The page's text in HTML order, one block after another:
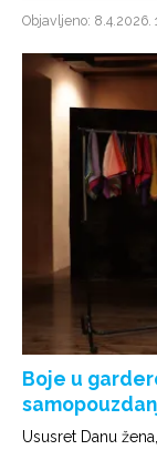
Objavljeno: 8.4.2026.
Boje u
Ususret Danu